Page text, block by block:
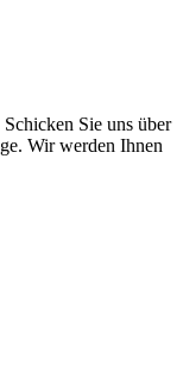
Sie uns über
Wir werden Ihnen